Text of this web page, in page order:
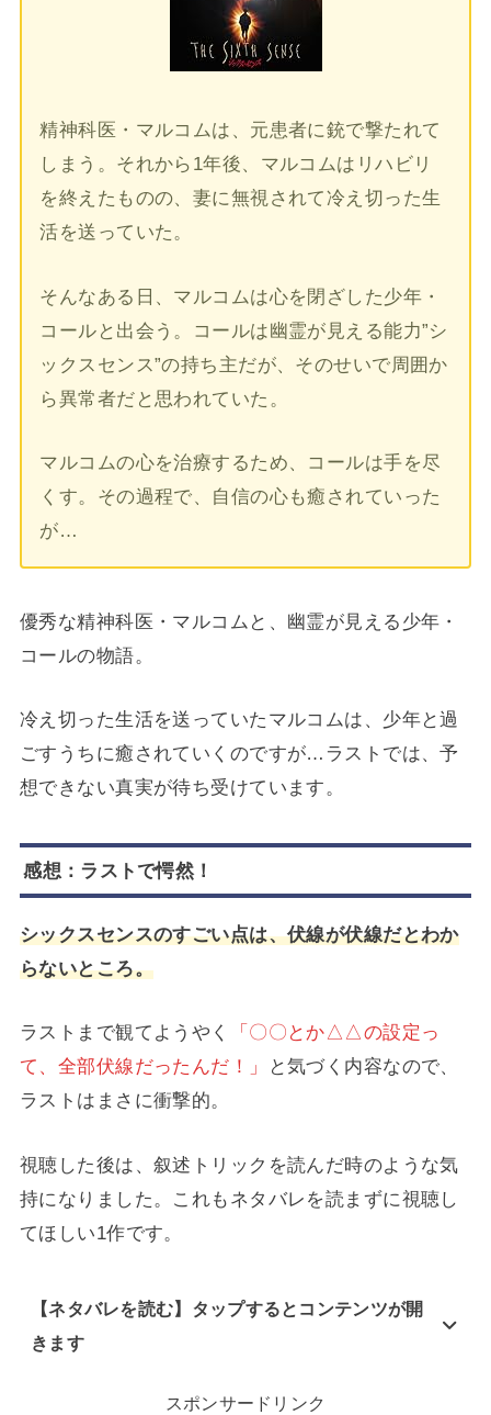
精神科医・マルコムは、元患者に銃で撃たれて
しまう。それから1年後、マルコムはリハビリ
を終えたものの、妻に無視されて冷え切った生
活を送っていた。
そんなある日、マルコムは心を閉ざした少年・
コールと出会う。コールは幽霊が見える能力”シ
ックスセンス”の持ち主だが、そのせいで周囲か
ら異常者だと思われていた。
マルコムの心を治療するため、コールは手を尽
くす。その過程で、自信の心も癒されていった
が…
優秀な精神科医・マルコムと、幽霊が見える少年・
コールの物語。
冷え切った生活を送っていたマルコムは、少年と過
ごすうちに癒されていくのですが…ラストでは、予
想できない真実が待ち受けています。
感想：ラストで愕然！
シックスセンスのすごい点は、伏線が伏線だとわか
らないところ。
ラストまで観てようやく
「〇〇とか△△の設定っ
て、全部伏線だったんだ！」
と気づく内容なので、
ラストはまさに衝撃的。
視聴した後は、叙述トリックを読んだ時のような気
持になりました。これもネタバレを読まずに視聴し
てほしい1作です。
【ネタバレを読む】タップするとコンテンツが開
きます
スポンサードリンク